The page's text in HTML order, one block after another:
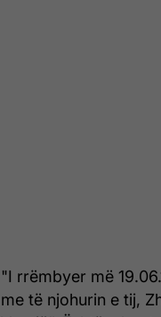
"I rrëmbyer më
me të njohurin e tij,